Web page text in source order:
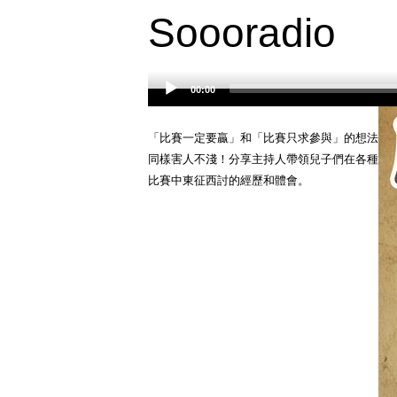
Soooradio
Audio
00:00
「比賽一定要贏」和「比賽只求參與」的想法
同樣害人不淺！分享主持人帶領兒子們在各種
比賽中東征西討的經歷和體會。